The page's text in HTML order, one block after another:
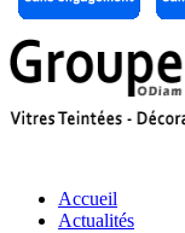
Accueil
Actualités